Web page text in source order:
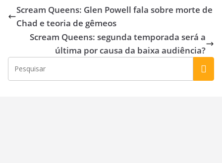
b
o
o
k
d
o
n
l e
Scream Queens: Glen Powell fala sobre morte de
Chad e teoria de gêmeos
Scream Queens: segunda temporada será a
última por causa da baixa audiência?